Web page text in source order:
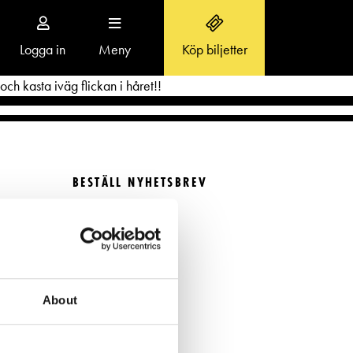
About
Logga in
Toggle
navigation
Meny Köp biljetter
OM SVENSKA TEATERN
Aktuellt
Ensemble
Historia
kasta iväg flickan i håret!!
BESTÄLL NYHETSBREV
FÖLJ OSS